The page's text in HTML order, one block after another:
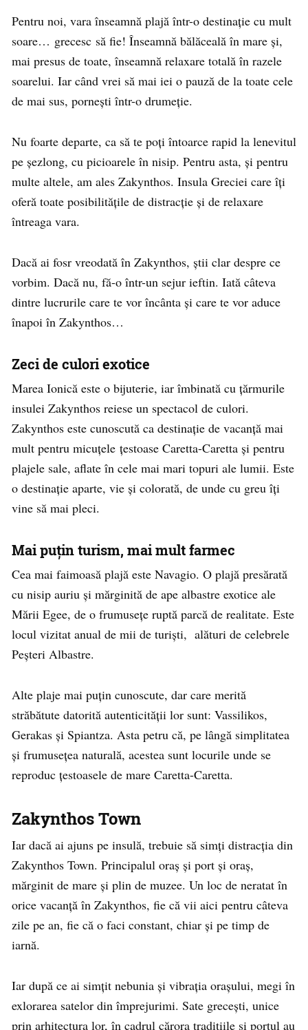
Pentru noi, vara înseamnă plajă într-o destinație cu mult
soare… grecesc să fie! Înseamnă bălăceală în mare și,
mai presus de toate, înseamnă relaxare totală în razele
soarelui. Iar când vrei să mai iei o pauză de la toate cele
de mai sus, pornești într-o drumeție.
Nu foarte departe, ca să te poți întoarce rapid la lenevitul
pe șezlong, cu picioarele în nisip. Pentru asta, și pentru
multe altele, am ales Zakynthos. Insula Greciei care îți
oferă toate posibilitățile de distracție și de relaxare
întreaga vara.
Dacă ai fosr vreodată în Zakynthos, știi clar despre ce
vorbim. Dacă nu, fă-o într-un sejur ieftin. Iată câteva
dintre lucrurile care te vor încânta și care te vor aduce
înapoi în Zakynthos…
Zeci de culori exotice
Marea Ionică este o bijuterie, iar îmbinată cu țărmurile
insulei Zakynthos reiese un spectacol de culori.
Zakynthos este cunoscută ca destinație de vacanță mai
mult pentru micuțele țestoase Caretta-Caretta și pentru
plajele sale, aflate în cele mai mari topuri ale lumii. Este
o destinație aparte, vie și colorată, de unde cu greu îți
vine să mai pleci.
Mai puțin turism, mai mult farmec
Cea mai faimoasă plajă este Navagio. O plajă presărată
cu nisip auriu și mărginită de ape albastre exotice ale
Mării Egee, de o frumusețe ruptă parcă de realitate. Este
locul vizitat anual de mii de turiști, alături de celebrele
Peșteri Albastre.
Alte plaje mai puțin cunoscute, dar care merită
străbătute datorită autenticității lor sunt: Vassilikos,
Gerakas și Spiantza. Asta petru că, pe lângă simplitatea
și frumusețea naturală, acestea sunt locurile unde se
reproduc țestoasele de mare Caretta-Caretta.
Zakynthos Town
Iar dacă ai ajuns pe insulă, trebuie să simți distracția din
Zakynthos Town. Principalul oraș și port și oraș,
mărginit de mare și plin de muzee. Un loc de neratat în
orice vacanță în Zakynthos, fie că vii aici pentru câteva
zile pe an, fie că o faci constant, chiar și pe timp de
iarnă.
Iar după ce ai simțit nebunia și vibrația orașului, megi în
exlorarea satelor din împrejurimi. Sate grecești, unice
prin arhitectura lor, în cadrul cărora tradițiile și portul au